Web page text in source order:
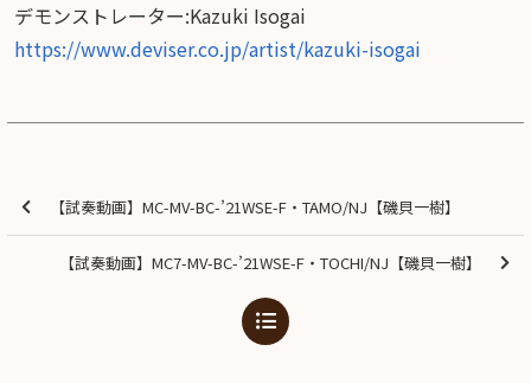
デモンストレーター:Kazuki Isogai
https://www.deviser.co.jp/artist/kazuki-isogai
【試奏動画】MC-MV-BC-’21WSE-F・TAMO/NJ【磯貝一樹】
【試奏動画】MC7-MV-BC-’21WSE-F・TOCHI/NJ【磯貝一樹】